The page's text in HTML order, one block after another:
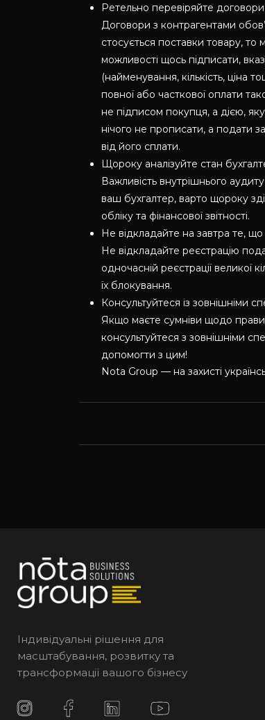
Ретельно перевіряйте
Договори з контрагентами
стосується поставки товару,
можливості щось підписати,
(найменування, кількість,
повної або часткової оплати
не підписом покупця, а дією,
нічого не прописати, а подати
від його сплати.
Щороку аналізуйте стан
Важливість внутрішнього
ваш бухгалтер, варто щороку
обліку та фінансової звітності.
Не відкладайте на завтра те,
Не відкладайте реєстрацію
одночасній реєстрації великої
їх блокування.
Консультуйтеся із зовнішніми
Якщо маєте сумніви щодо
консультуйтеся з зовнішніми
допомогти з цим!
Nota Group — на захисті
Індивідуальні рішення для
масштабування, розвитку та
трансформації вашого бізнесу